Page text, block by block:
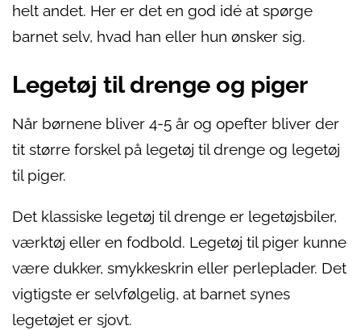
helt andet. Her er det en god idé at spørge
barnet selv, hvad han eller hun ønsker sig.
Legetøj til drenge og piger
Når børnene bliver 4-5 år og opefter bliver der
tit større forskel på legetøj til drenge og legetøj
til piger.
Det klassiske legetøj til drenge er legetøjsbiler,
værktøj eller en fodbold. Legetøj til piger kunne
være dukker, smykkeskrin eller perleplader. Det
vigtigste er selvfølgelig, at barnet synes
legetøjet er sjovt.